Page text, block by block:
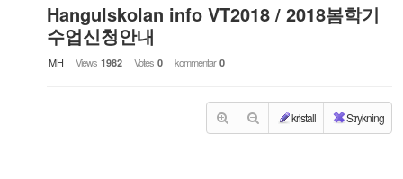
Hangulskolan info VT2018 / 2018봄학기
수업신청안내
MH Views 1982 Votes 0 kommentar 0
kristall Strykning
Photoalbum
Lärarinfo